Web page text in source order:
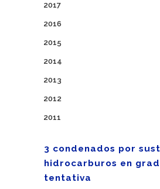
2017
2016
2015
2014
2013
2012
2011
3 condenados por
hidrocarburos en
tentativa